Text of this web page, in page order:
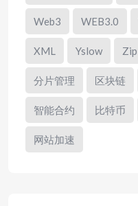
Web3 WEB3.0
XML Yslow Zip
分片管理 区块链
智能合约 比特币
网站加速